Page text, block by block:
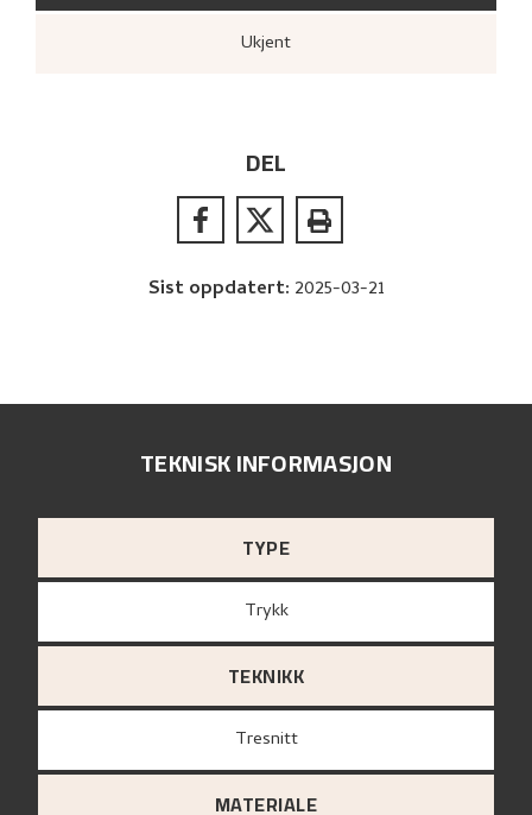
Ukjent
DEL
Sist oppdatert: 2025-03-21
TEKNISK INFORMASJON
TYPE
Trykk
TEKNIKK
Tresnitt
MATERIALE